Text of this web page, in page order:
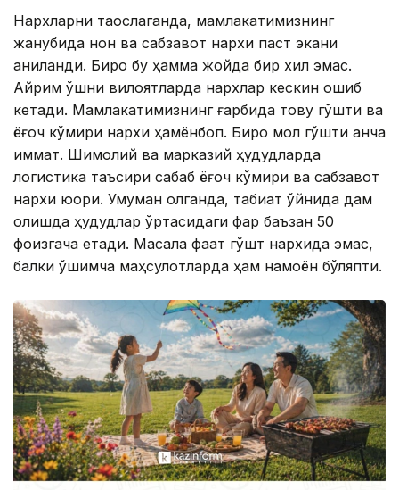
Нархларни таққослаганда, мамлакатимизнинг
жанубида нон ва сабзавот нархи паст экани
аниқланди. Бироқ бу ҳамма жойда бир хил эмас.
Айрим қўшни вилоятларда нархлар кескин ошиб
кетади. Мамлакатимизнинг ғарбида товуқ гўшти ва
ёғоч кўмири нархи ҳамёнбоп. Бироқ мол гўшти анча
қиммат. Шимолий ва марказий ҳудудларда
логистика таъсири сабаб ёғоч кўмири ва сабзавот
нархи юқори. Умуман олганда, табиат қўйнида дам
олишда ҳудудлар ўртасидаги фарқ баъзан 50
фоизгача етади. Масала фақат гўшт нархида эмас,
балки қўшимча маҳсулотларда ҳам намоён бўляпти.